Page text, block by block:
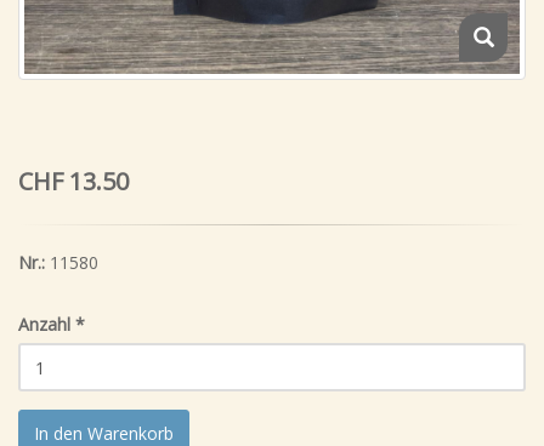
CHF 13.50
Nr.: 11580
Anzahl *
In den Warenkorb